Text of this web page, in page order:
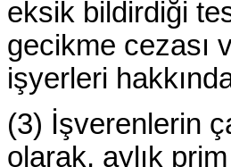
eksik bildirdiği
gecikme cezası
işyerleri
(3) İşverenlerin
olarak, aylık